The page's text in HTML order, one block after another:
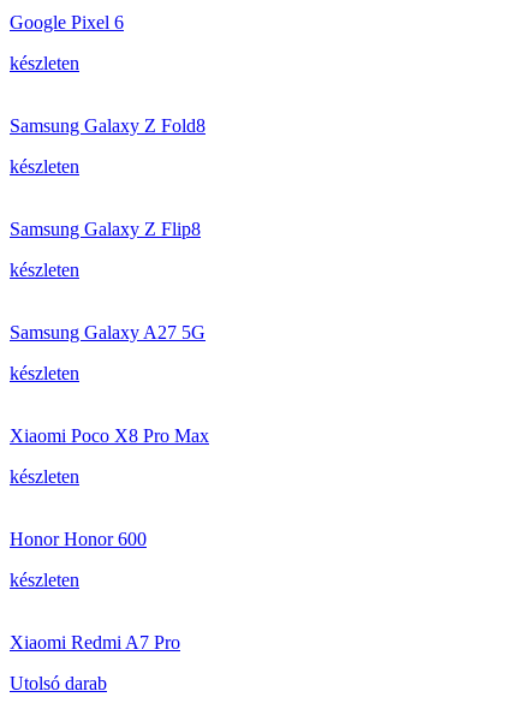
Google Pixel 6
készleten
Samsung Galaxy Z Fold8
készleten
Samsung Galaxy Z Flip8
készleten
Samsung Galaxy A27 5G
készleten
Xiaomi Poco X8 Pro Max
készleten
Honor Honor 600
készleten
Xiaomi Redmi A7 Pro
Utolsó darab